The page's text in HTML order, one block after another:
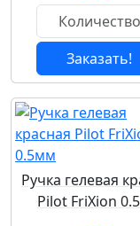
Заказать!
Ручка гелевая
Pilot FriXion